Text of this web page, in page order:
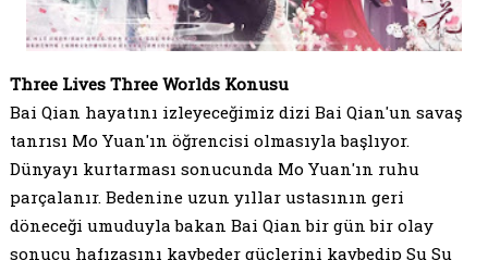
Three Lives Three Worlds Konusu
Bai Qian hayatını izleyeceğimiz dizi Bai Qian'un savaş
tanrısı Mo Yuan'ın öğrencisi olmasıyla başlıyor.
Dünyayı kurtarması sonucunda Mo Yuan'ın ruhu
parçalanır. Bedenine uzun yıllar ustasının geri
döneceği umuduyla bakan Bai Qian bir gün bir olay
sonucu hafızasını kaybeder güçlerini kaybedip Su Su